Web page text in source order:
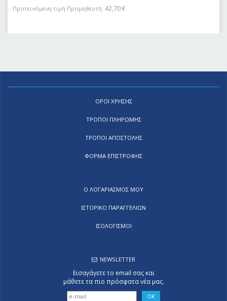
Προτεινόμενη τιμή Προμηθευτή: 42,70€
ΟΡΟΙ ΧΡΗΣΗΣ
ΤΡΟΠΟΙ ΠΛΗΡΩΜΗΣ
ΤΡΟΠΟΙ ΑΠΟΣΤΟΛΗΣ
ΦΟΡΜΑ ΕΠΙΣΤΡΟΦΗΣ
Ο ΛΟΓΑΡΙΑΣΜΟΣ ΜΟΥ
ΙΣΤΟΡΙΚΟ ΠΑΡΑΓΓΕΛΙΩΝ
ΙΣΟΛΟΓΙΣΜΟΙ
NEWSLETTER
Εισαγάγετε το email σας και
μάθετε τα πιο πρόσφατα νέα μας.